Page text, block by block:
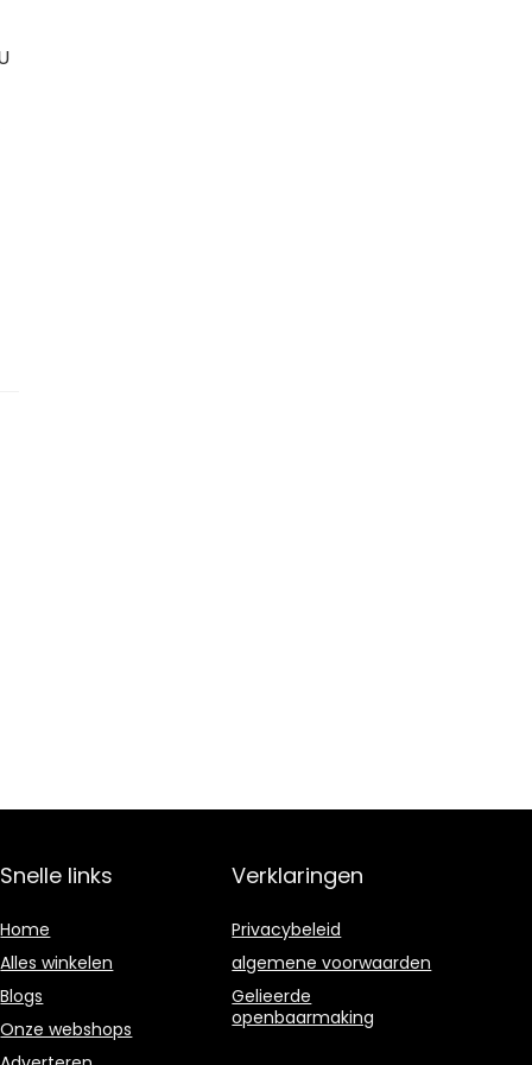
Snelle links
Home
Alles winkelen
Blogs
Onze webshops
Verklaringen
Privacybeleid
algemene voorwaarden
Gelieerde
openbaarmaking